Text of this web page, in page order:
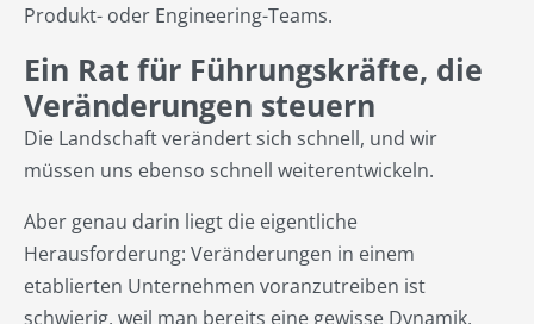
Produkt- oder Engineering-Teams.
Ein Rat für Führungskräfte, die
Veränderungen steuern
Die Landschaft verändert sich schnell, und wir
müssen uns ebenso schnell weiterentwickeln.
Aber genau darin liegt die eigentliche
Herausforderung: Veränderungen in einem
etablierten Unternehmen voranzutreiben ist
schwierig, weil man bereits eine gewisse Dynamik,